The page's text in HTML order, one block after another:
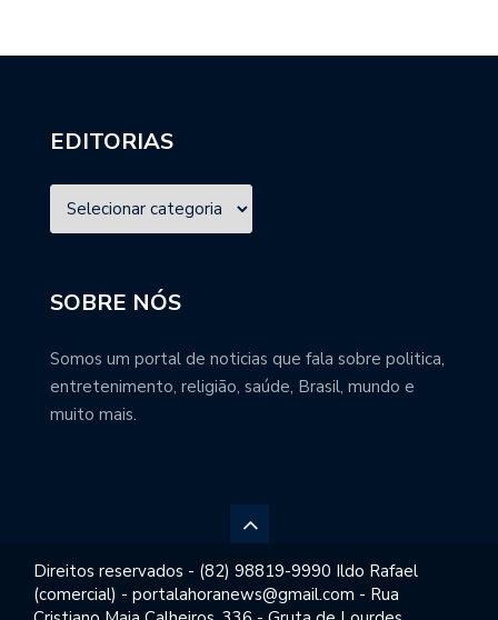
EDITORIAS
SOBRE NÓS
Somos um portal de noticias que fala sobre politica,
entretenimento, religião, saúde, Brasil, mundo e
muito mais.
Direitos reservados - (82) 98819-9990 Ildo Rafael
(comercial) - portalahoranews@gmail.com - Rua